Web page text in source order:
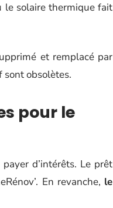
le solaire thermique fait
et remplacé par
sont obsolètes.
pour le
d’intérêts. Le prêt
En revanche, le